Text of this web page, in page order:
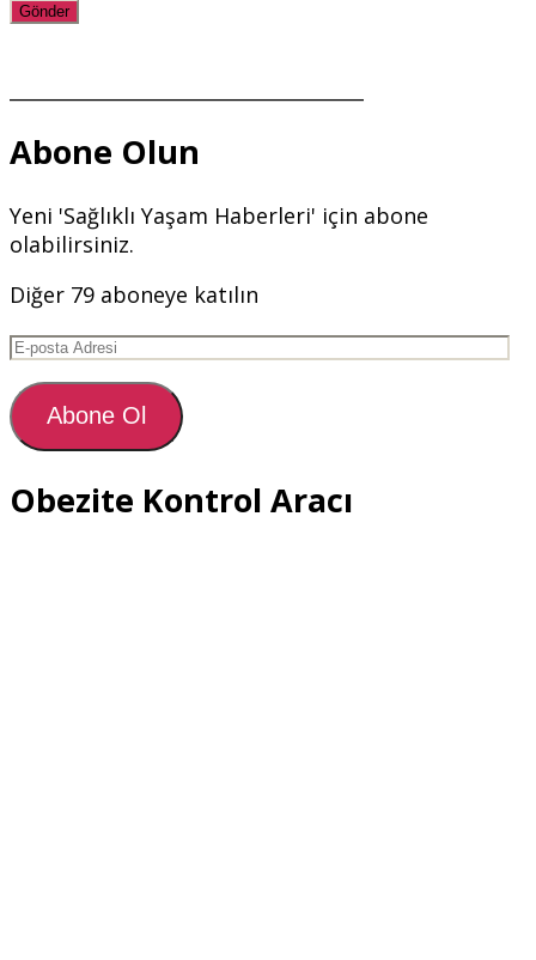
Abone Olun
Yeni 'Sağlıklı Yaşam Haberleri' için abone
olabilirsiniz.
Diğer 79 aboneye katılın
E-
Adresi
Abone Ol
Obezite Kontrol Aracı